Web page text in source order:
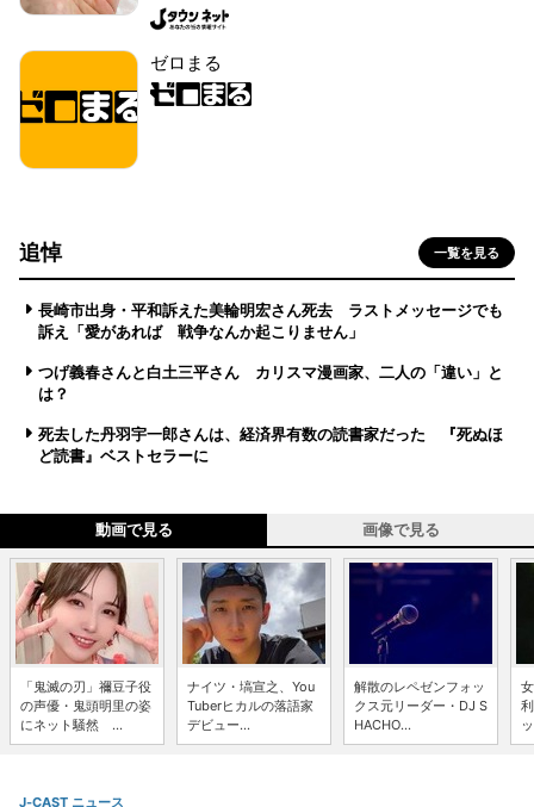
ゼロまる
追悼 一覧を見る
長崎市出身・平和訴えた美輪明宏さん死去 ラストメッセージでも
訴え「愛があれば 戦争なんか起こりません」
つげ義春さんと白土三平さん カリスマ漫画家、二人の「違い」と
は？
死去した丹羽宇一郎さんは、経済界有数の読書家だった 『死ぬほ
ど読書』ベストセラーに
動画で見る 画像で見る
「鬼滅の刃」禰豆子役
の声優・鬼頭明里の姿
にネット騒然 ...
ナイツ・塙宣之、You
Tuberヒカルの落語家
デビュー...
解散のレペゼンフォッ
クス元リーダー・DJ S
HACHO...
J-CAST ニュース